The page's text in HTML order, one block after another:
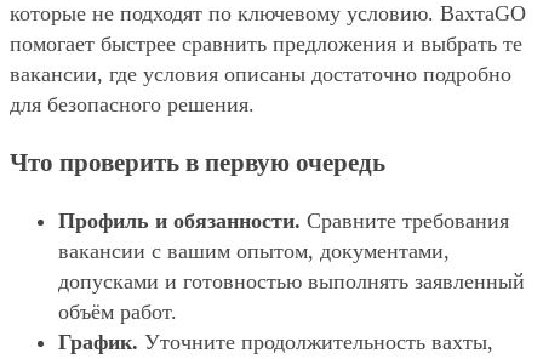
которые не подходят по ключевому условию. ВахтаGO
помогает быстрее сравнить предложения и выбрать те
вакансии, где условия описаны достаточно подробно
для безопасного решения.
Что проверить в первую очередь
Профиль и обязанности. Сравните требования
вакансии с вашим опытом, документами,
допусками и готовностью выполнять заявленный
объём работ.
График. Уточните продолжительность вахты,